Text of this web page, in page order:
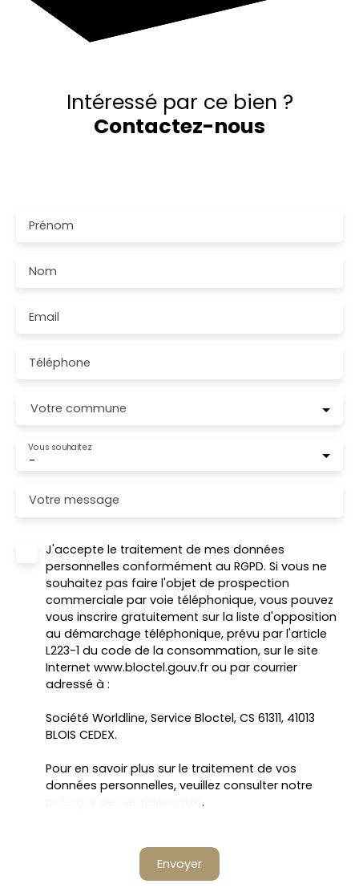
Intéressé par ce bien ?
Contactez-nous
Prénom
Nom
Email
Téléphone
Votre commune
-
Vous souhaitez
Votre message
J'accepte le traitement de mes données
personnelles conformément au RGPD. Si vous ne
souhaitez pas faire l'objet de prospection
commerciale par voie téléphonique, vous pouvez
vous inscrire gratuitement sur la liste d'opposition
au démarchage téléphonique, prévu par l'article
L223-1 du code de la consommation, sur le site
Internet www.bloctel.gouv.fr ou par courrier
adressé à :
Société Worldline, Service Bloctel, CS 61311, 41013
BLOIS CEDEX.
Pour en savoir plus sur le traitement de vos
données personnelles, veuillez consulter notre
.
Envoyer